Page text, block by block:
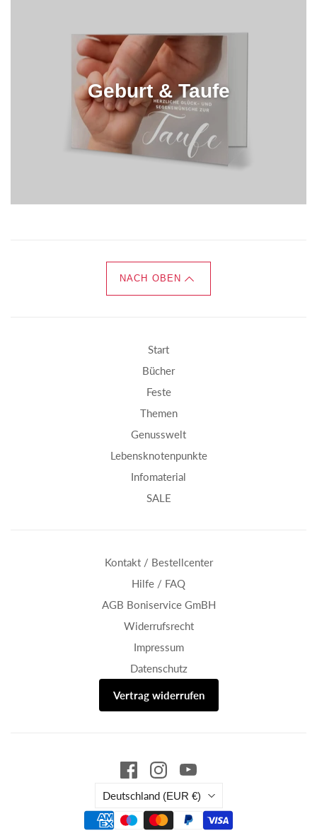
Geburt & Taufe
NACH OBEN
Start
Bücher
Feste
Themen
Genusswelt
Lebensknotenpunkte
Infomaterial
SALE
Kontakt / Bestellcenter
Hilfe / FAQ
AGB Boniservice GmBH
Widerrufsrecht
Impressum
Datenschutz
Vertrag widerrufen
Land
Deutschland (EUR €)